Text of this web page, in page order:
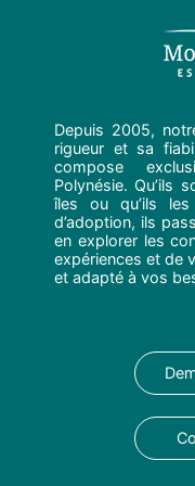
Depuis 2005,
rigueur et sa
compose
Polynésie. Qu’ils
îles ou qu’ils
d’adoption, ils
en explorer les
expériences et de
et adapté à vos